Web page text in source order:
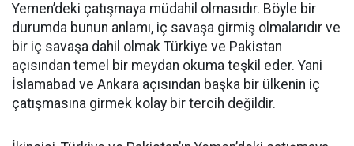
Yemen’deki çatışmaya müdahil olmasıdır. Böyle bir
durumda bunun anlamı, iç savaşa girmiş olmalarıdır ve
bir iç savaşa dahil olmak Türkiye ve Pakistan
açısından temel bir meydan okuma teşkil eder. Yani
İslamabad ve Ankara açısından başka bir ülkenin iç
çatışmasına girmek kolay bir tercih değildir.